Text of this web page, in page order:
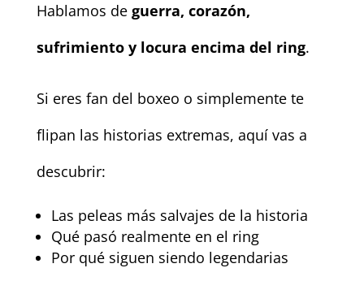
Hablamos de guerra, corazón,
sufrimiento y locura encima del ring.
Si eres fan del boxeo o simplemente te
flipan las historias extremas, aquí vas a
descubrir:
Las peleas más salvajes de la historia
Qué pasó realmente en el ring
Por qué siguen siendo legendarias